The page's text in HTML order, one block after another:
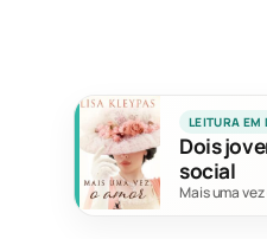
LEITURA EM
Dois
social
Mais uma